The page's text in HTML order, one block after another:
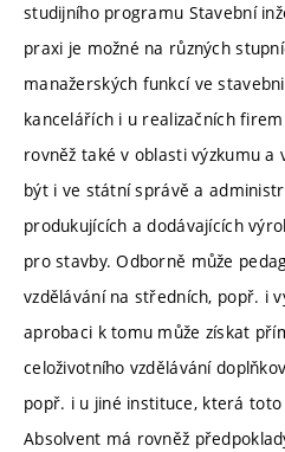
studijního programu Stavební
praxi je možné na různých
manažerských funkcí ve
kancelářích i u realizačních
rovněž také v oblasti výzkumu a
být i ve státní správě a
produkujících a dodávajících
pro stavby. Odborně může
vzdělávání na středních, popř. i
aprobaci k tomu může získat
celoživotního vzdělávání
popř. i u jiné instituce, která toto
Absolvent má rovněž